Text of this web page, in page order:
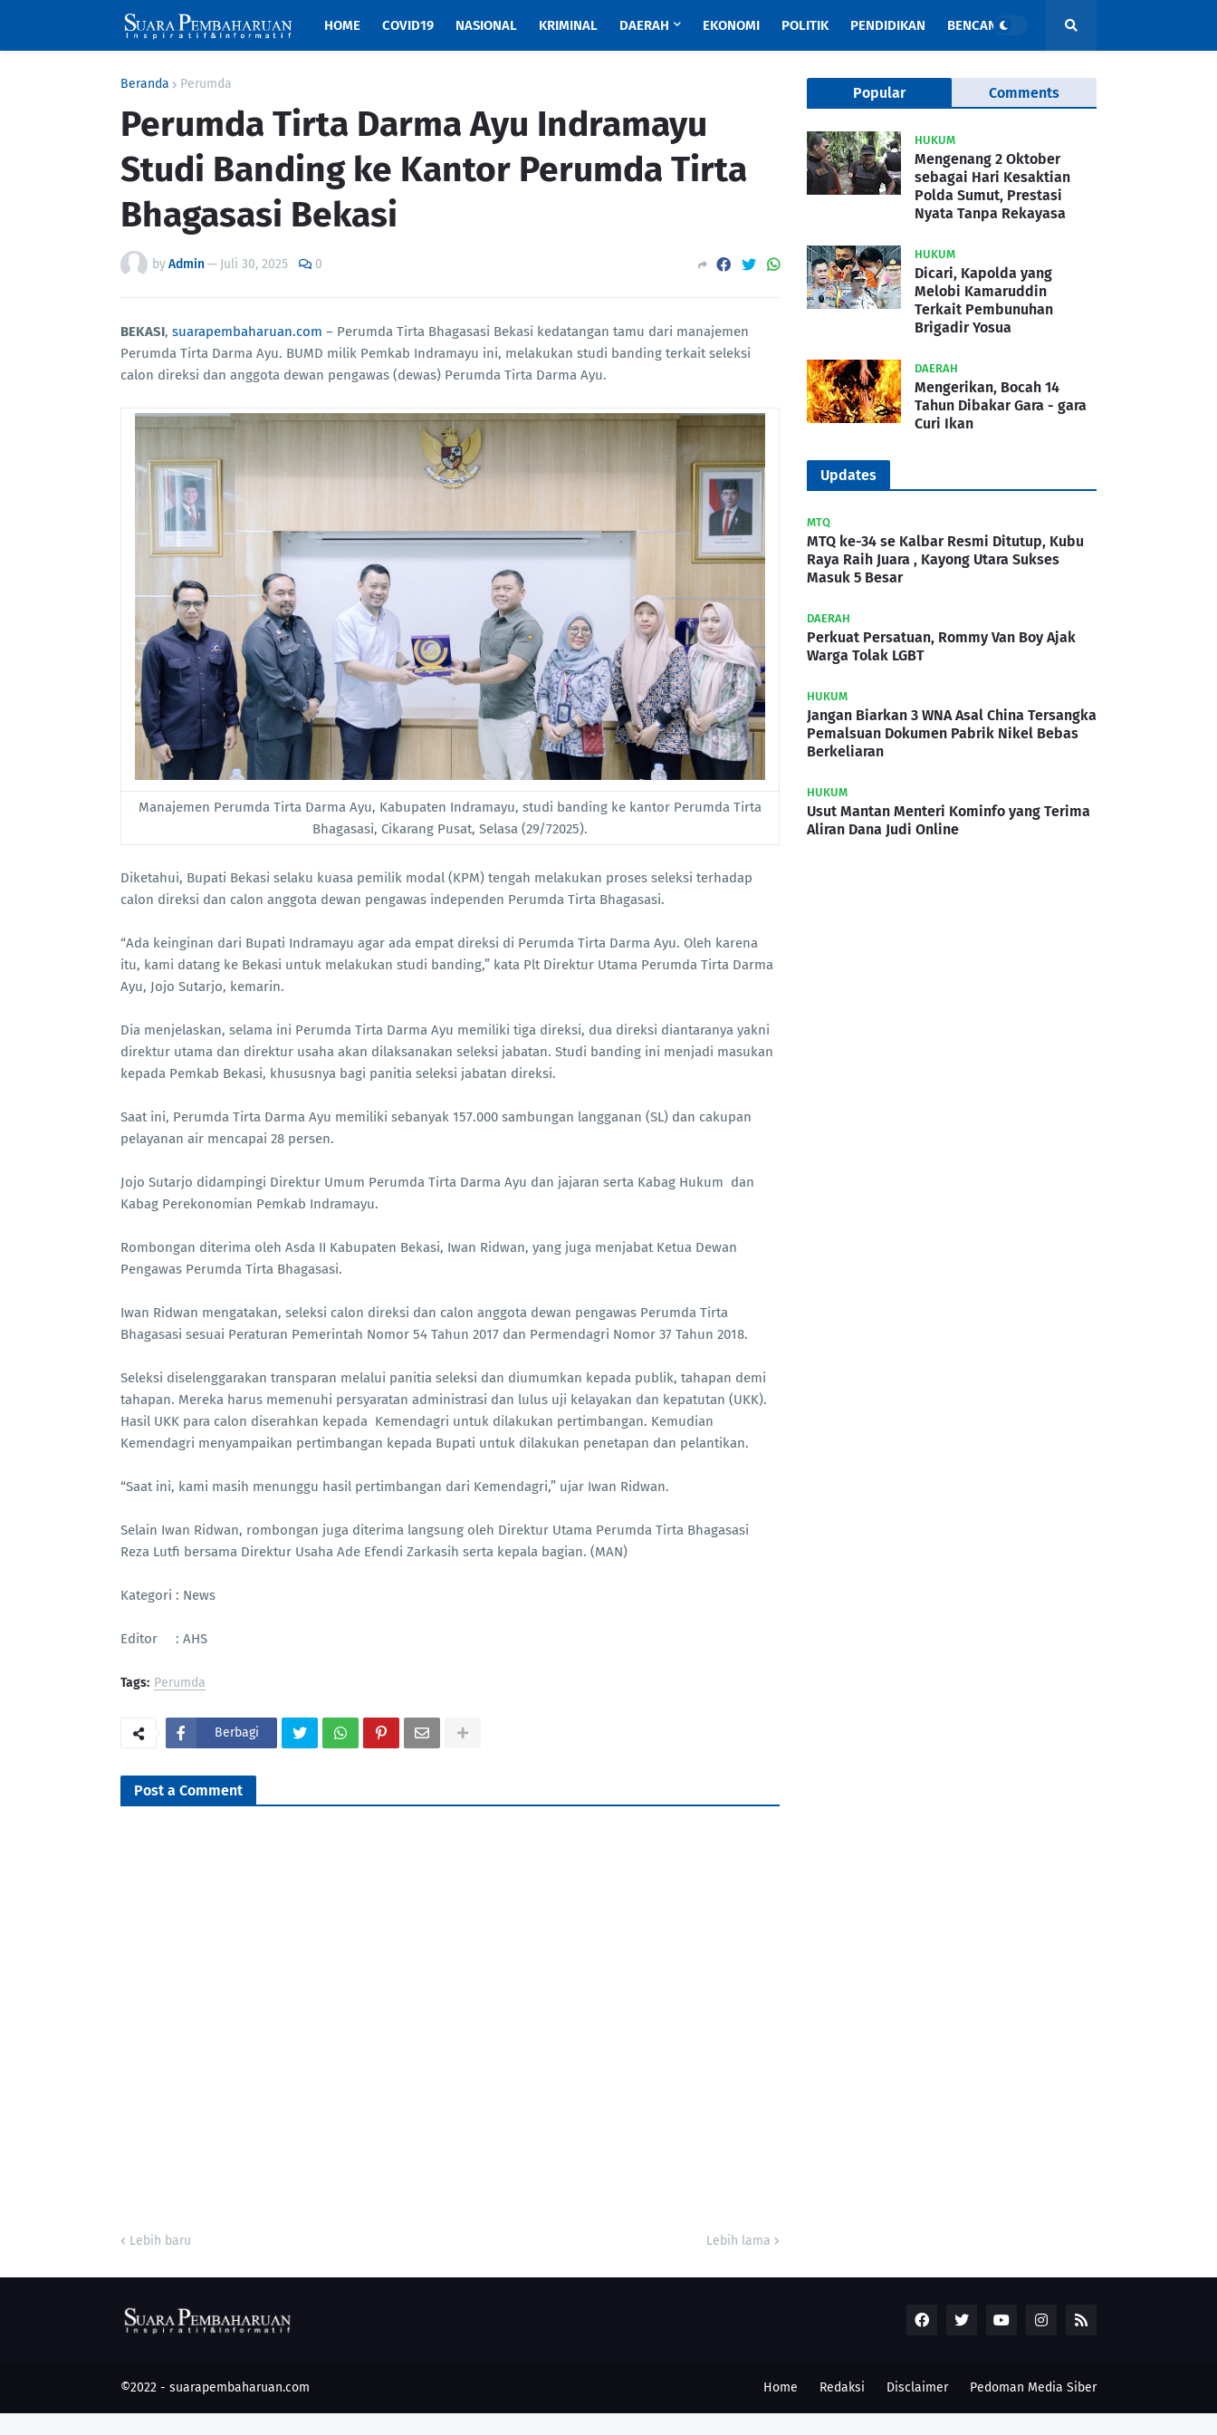
HOME COVID19 NASIONAL KRIMINAL DAERAH EKONOMI POLITIK PENDIDIKAN BENCANA
Beranda Perumda
Perumda Tirta Darma Ayu Indramayu
Studi Banding ke Kantor Perumda Tirta
Bhagasasi Bekasi
byAdmin— Juli 30, 2025 0
BEKASI, suarapembaharuan.com – Perumda Tirta Bhagasasi Bekasi kedatangan tamu dari manajemen
Perumda Tirta Darma Ayu. BUMD milik Pemkab Indramayu ini, melakukan studi banding terkait seleksi
calon direksi dan anggota dewan pengawas (dewas) Perumda Tirta Darma Ayu.
Manajemen Perumda Tirta Darma Ayu, Kabupaten Indramayu, studi banding ke kantor Perumda Tirta
Bhagasasi, Cikarang Pusat, Selasa (29/72025).
Diketahui, Bupati Bekasi selaku kuasa pemilik modal (KPM) tengah melakukan proses seleksi terhadap
calon direksi dan calon anggota dewan pengawas independen Perumda Tirta Bhagasasi.
“Ada keinginan dari Bupati Indramayu agar ada empat direksi di Perumda Tirta Darma Ayu. Oleh karena
itu, kami datang ke Bekasi untuk melakukan studi banding,” kata Plt Direktur Utama Perumda Tirta Darma
Ayu, Jojo Sutarjo, kemarin.
Dia menjelaskan, selama ini Perumda Tirta Darma Ayu memiliki tiga direksi, dua direksi diantaranya yakni
direktur utama dan direktur usaha akan dilaksanakan seleksi jabatan. Studi banding ini menjadi masukan
kepada Pemkab Bekasi, khususnya bagi panitia seleksi jabatan direksi.
Saat ini, Perumda Tirta Darma Ayu memiliki sebanyak 157.000 sambungan langganan (SL) dan cakupan
pelayanan air mencapai 28 persen.
Jojo Sutarjo didampingi Direktur Umum Perumda Tirta Darma Ayu dan jajaran serta Kabag Hukum dan
Kabag Perekonomian Pemkab Indramayu.
Rombongan diterima oleh Asda II Kabupaten Bekasi, Iwan Ridwan, yang juga menjabat Ketua Dewan
Pengawas Perumda Tirta Bhagasasi.
Iwan Ridwan mengatakan, seleksi calon direksi dan calon anggota dewan pengawas Perumda Tirta
Bhagasasi sesuai Peraturan Pemerintah Nomor 54 Tahun 2017 dan Permendagri Nomor 37 Tahun 2018.
Seleksi diselenggarakan transparan melalui panitia seleksi dan diumumkan kepada publik, tahapan demi
tahapan. Mereka harus memenuhi persyaratan administrasi dan lulus uji kelayakan dan kepatutan (UKK).
Hasil UKK para calon diserahkan kepada Kemendagri untuk dilakukan pertimbangan. Kemudian
Kemendagri menyampaikan pertimbangan kepada Bupati untuk dilakukan penetapan dan pelantikan.
“Saat ini, kami masih menunggu hasil pertimbangan dari Kemendagri,” ujar Iwan Ridwan.
Selain Iwan Ridwan, rombongan juga diterima langsung oleh Direktur Utama Perumda Tirta Bhagasasi
Reza Lutfi bersama Direktur Usaha Ade Efendi Zarkasih serta kepala bagian. (MAN)
Kategori : News
Editor : AHS
Tags: Perumda
Berbagi
Post a Comment
Lebih baru Lebih lama
Popular Comments
HUKUM
Mengenang 2 Oktober
sebagai Hari Kesaktian
Polda Sumut, Prestasi
Nyata Tanpa Rekayasa
HUKUM
Dicari, Kapolda yang
Melobi Kamaruddin
Terkait Pembunuhan
Brigadir Yosua
DAERAH
Mengerikan, Bocah 14
Tahun Dibakar Gara - gara
Curi Ikan
Updates
MTQ
MTQ ke-34 se Kalbar Resmi Ditutup, Kubu
Raya Raih Juara , Kayong Utara Sukses
Masuk 5 Besar
DAERAH
Perkuat Persatuan, Rommy Van Boy Ajak
Warga Tolak LGBT
HUKUM
Jangan Biarkan 3 WNA Asal China Tersangka
Pemalsuan Dokumen Pabrik Nikel Bebas
Berkeliaran
HUKUM
Usut Mantan Menteri Kominfo yang Terima
Aliran Dana Judi Online
©2022 - suarapembaharuan.com Home Redaksi Disclaimer Pedoman Media Siber